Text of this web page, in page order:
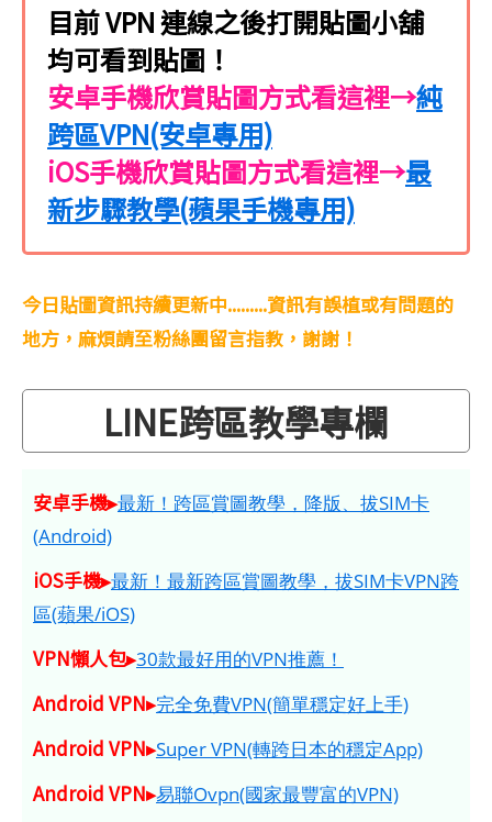
目前 VPN 連線之後打開貼圖小舖
均可看到貼圖！
安卓手機欣賞貼圖方式看這裡→純
跨區VPN(安卓專用)
iOS手機欣賞貼圖方式看這裡→最
新步驟教學(蘋果手機專用)
今日貼圖資訊持續更新中.........資訊有誤植或有問題的
地方，麻煩請至粉絲團留言指教，謝謝！
LINE跨區教學專欄
安卓手機▸最新！跨區賞圖教學，降版、拔SIM卡
(Android)
iOS手機▸最新！最新跨區賞圖教學，拔SIM卡VPN跨
區(蘋果/iOS)
VPN懶人包▸30款最好用的VPN推薦！
Android VPN▸完全免費VPN(簡單穩定好上手)
Android VPN▸Super VPN(轉跨日本的穩定App)
Android VPN▸易聯Ovpn(國家最豐富的VPN)